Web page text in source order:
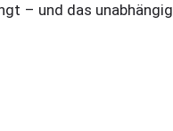
– und das unabhängig